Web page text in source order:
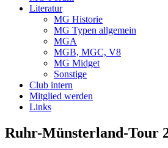
Literatur
MG Historie
MG Typen allgemein
MGA
MGB, MGC, V8
MG Midget
Sonstige
Club intern
Mitglied werden
Links
Ruhr-Münsterland-Tour